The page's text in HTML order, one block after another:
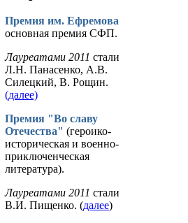
Премия им. Ефремова
основная премия СФП.
Лауреатами 2011 стали
Л.Н. Панасенко, А.В.
Силецкий, В. Рощин.
(далее)
Премия "Во славу
Отечества" (героико-
историческая и военно-
приключенческая
литература).
Лауреатами 2011 стали
В.И. Пищенко. (далее)